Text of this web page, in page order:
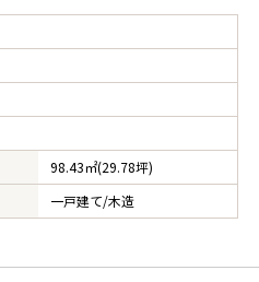
98.43㎡(29.78坪)
一戸建て/木造